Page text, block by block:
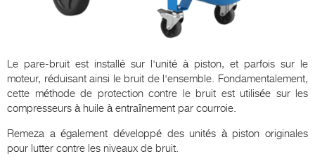
Le pare-bruit est installé sur l'unité à piston, et parfois sur le
moteur, réduisant ainsi le bruit de l'ensemble. Fondamentalement,
cette méthode de protection contre le bruit est utilisée sur les
compresseurs à huile à entraînement par courroie.
Remeza a également développé des unités à piston originales
pour lutter contre les niveaux de bruit.